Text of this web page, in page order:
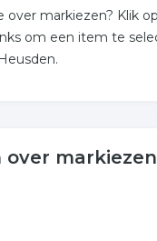
over markiezen? Klik
om een item te
over